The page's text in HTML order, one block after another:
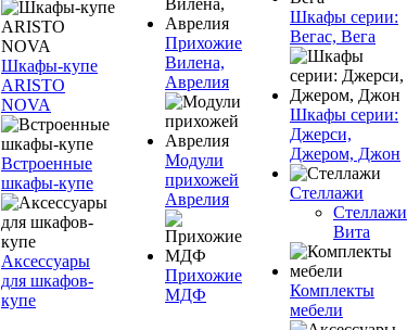
Шкафы-купе
ARISTO
NOVA
Встроенные
шкафы-купе
Аксессуары
для шкафов-
купе
Прихожие
Вилена,
Аврелия
Модули
прихожей
Аврелия
Прихожие
МДФ
Шкафы серии:
Вегас, Вега
Шкафы серии:
Джерси,
Джером, Джон
Стеллажи
Стеллажи
Вита
Комплекты
мебели